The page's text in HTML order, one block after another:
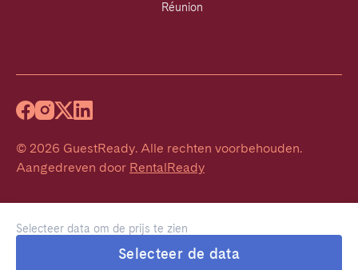
Selecteer data om de prijs te zien
Selecteer de data
Réunion
© 2026 GuestReady. Alle rechten voorbehouden.
Aangedreven door RentalReady